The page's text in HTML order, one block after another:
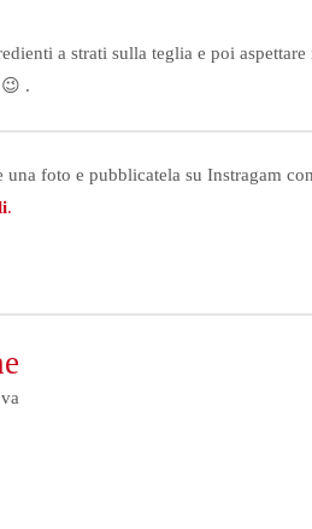
a strati sulla teglia e poi
.
foto e pubblicatela su Instragam
.